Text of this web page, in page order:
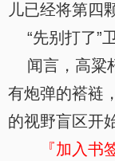
儿已经将第四
“先别打了”
闻言，高粱
有炮弹的褡裢
的视野盲区开
『加入书